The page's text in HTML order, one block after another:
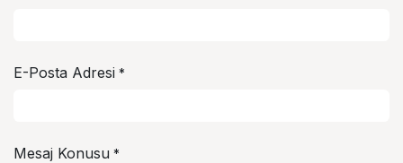
E-Posta Adresi *
Mesaj Konusu *